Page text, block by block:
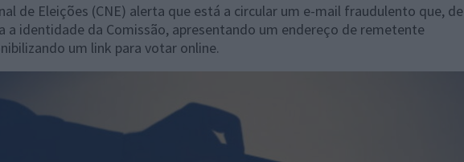
de Eleições (CNE) alerta que está a circular um e-mail fraudulento que, de
a identidade da Comissão, apresentando um endereço de remetente
um link para votar online.